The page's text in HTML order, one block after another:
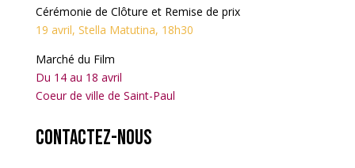
Cérémonie de Clôture et Remise de prix
19 avril, Stella Matutina, 18h30
Marché du Film
Du 14 au 18 avril
Coeur de ville de Saint-Paul
Contactez-nous